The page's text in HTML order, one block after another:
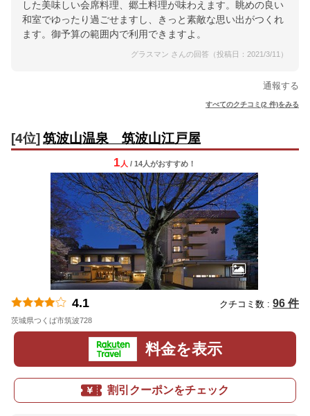
した美味しい会席料理、郷土料理が味わえます。眺めの良い
和室でゆったり過ごせますし、きっと素敵な思い出がつくれ
ます。御予算の範囲内で利用できますよ。
グラスマン さんの回答（投稿日：2021/3/11）
通報する
すべてのクチコミ(2 件)をみる
[4位] 筑波山温泉 筑波山江戸屋
1 人 / 14人がおすすめ！
4.1 クチコミ数 : 96 件
茨城県つくば市筑波728
料金を表示
割引クーポンをチェック